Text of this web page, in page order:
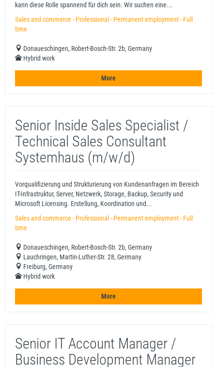
kann diese Rolle spannend für dich sein. Wir suchen eine...
Sales and commerce - Professional - Permanent employment - Full
time
Donaueschingen, Robert-Bosch-Str. 2b, Germany
Hybrid work
More
Senior Inside Sales Specialist /
Technical Sales Consultant
Systemhaus (m/w/d)
Vorqualifizierung und Strukturierung von Kundenanfragen im Bereich
IT-Infrastruktur, Server, Netzwerk, Storage, Backup, Security und
Microsoft Licensing. Erstellung, Koordination und...
Sales and commerce - Professional - Permanent employment - Full
time
Donaueschingen, Robert-Bosch-Str. 2b, Germany
Lauchringen, Martin-Luther-Str. 28, Germany
Freiburg, Germany
Hybrid work
More
Senior IT Account Manager /
Business Development Manager